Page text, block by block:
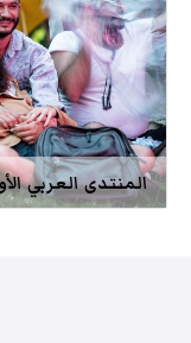
المنتدى العربي